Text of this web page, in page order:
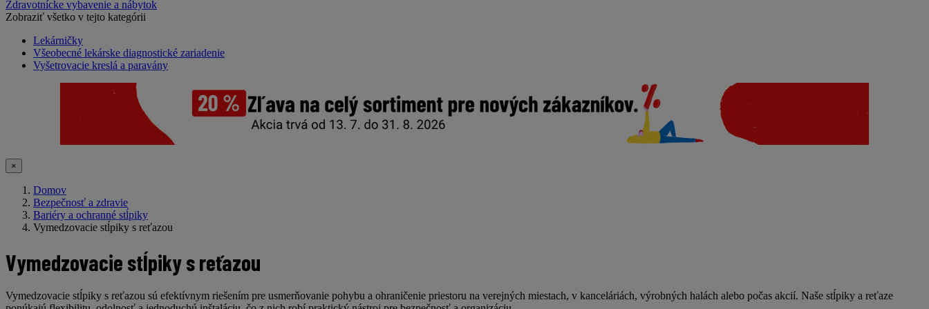
Zdravotnícke vybavenie a nábytok
Zobraziť všetko v tejto kategórii
Lekárničky
Všeobecné lekárske diagnostické zariadenie
Vyšetrovacie kreslá a paravány
×
Domov
Bezpečnosť a zdravie
Bariéry a ochranné stĺpiky
Vymedzovacie stĺpiky s reťazou
Vymedzovacie stĺpiky s reťazou
Vymedzovacie stĺpiky s reťazou sú efektívnym riešením pre usmerňovanie pohybu a ohraničenie priestoru na verejných miestach, v kanceláriách, výrobných halách alebo počas akcií. Naše stĺpiky a reťaze